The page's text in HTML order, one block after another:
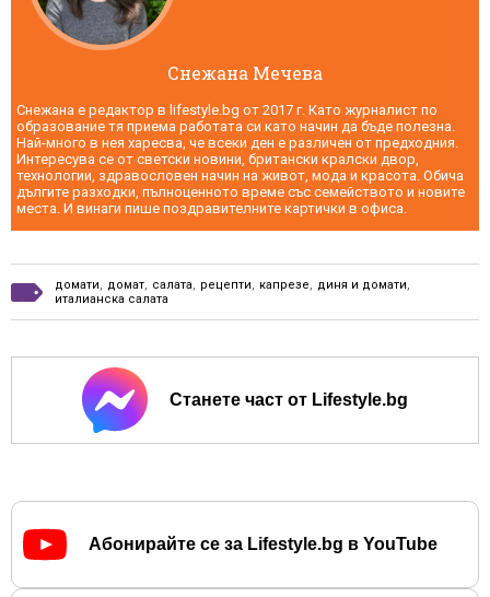
Снежана Мечева
Снежана е редактор в lifestyle.bg от 2017 г. Като журналист по
образование тя приема работата си като начин да бъде полезна.
Най-много в нея харесва, че всеки ден е различен от предходния.
Интересува се от светски новини, британски кралски двор,
технологии, здравословен начин на живот, мода и красота. Обича
дългите разходки, пълноценното време със семейството и новите
места. И винаги пише поздравителните картички в офиса.
домати, домат, салата, рецепти, капрезе, диня и домати,
италианска салата
Станете част от Lifestyle.bg
Абонирайте се за Lifestyle.bg в YouTube